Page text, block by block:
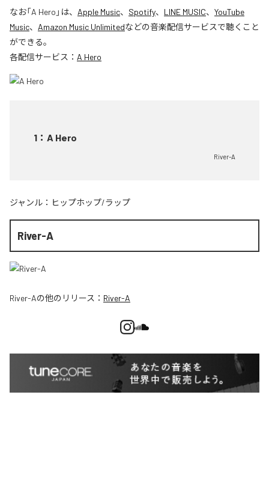
なお「A Hero 」は、 Apple Music、 Spotify、 LINE MUSIC、 YouTube
Music、 Amazon Music Unlimitedなどの音楽配信サービスで聴くこと
ができる。
各配信サービス： A Hero
1 ： A Hero
River-A
ジャンル： ヒップホップ/ラップ
River-A
River-Aの他のリリース： River-A